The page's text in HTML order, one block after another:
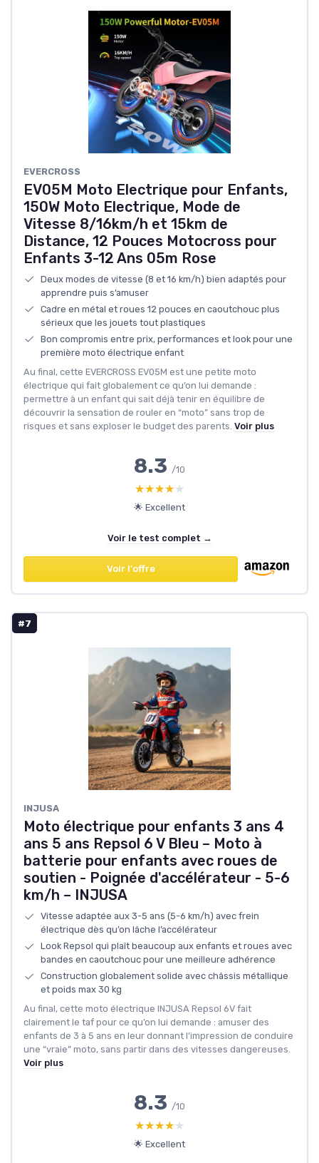
EVERCROSS
EV05M Moto Electrique pour Enfants,
150W Moto Electrique, Mode de
Vitesse 8/16km/h et 15km de
Distance, 12 Pouces Motocross pour
Enfants 3-12 Ans 05m Rose
Deux modes de vitesse (8 et 16 km/h) bien adaptés pour
apprendre puis s’amuser
Cadre en métal et roues 12 pouces en caoutchouc plus
sérieux que les jouets tout plastiques
Bon compromis entre prix, performances et look pour une
première moto électrique enfant
Au final, cette EVERCROSS EV05M est une petite moto
électrique qui fait globalement ce qu’on lui demande :
permettre à un enfant qui sait déjà tenir en équilibre de
découvrir la sensation de rouler en “moto” sans trop de
risques et sans exploser le budget des parents. Voir plus
8.3 /10
★★★★★
★★★★★
🌟 Excellent
Voir le test complet →
Voir l'offre
#7
INJUSA
Moto électrique pour enfants 3 ans 4
ans 5 ans Repsol 6 V Bleu – Moto à
batterie pour enfants avec roues de
soutien - Poignée d'accélérateur - 5-6
km/h – INJUSA
Vitesse adaptée aux 3-5 ans (5-6 km/h) avec frein
électrique dès qu’on lâche l’accélérateur
Look Repsol qui plaît beaucoup aux enfants et roues avec
bandes en caoutchouc pour une meilleure adhérence
Construction globalement solide avec châssis métallique
et poids max 30 kg
Au final, cette moto électrique INJUSA Repsol 6V fait
clairement le taf pour ce qu’on lui demande : amuser des
enfants de 3 à 5 ans en leur donnant l’impression de conduire
une “vraie” moto, sans partir dans des vitesses dangereuses.
Voir plus
8.3 /10
★★★★★
★★★★★
🌟 Excellent